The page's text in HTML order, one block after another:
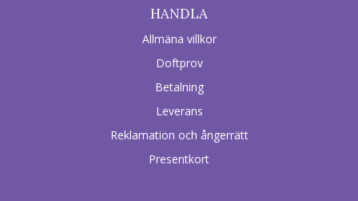
HANDLA
Allmäna villkor
Doftprov
Betalning
Leverans
Reklamation och ångerrätt
Presentkort